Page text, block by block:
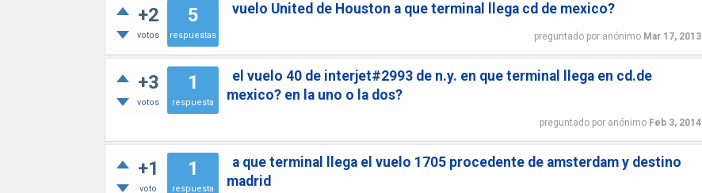
+2
votos
5
respuestas
vuelo United de Houston a que terminal llega cd de mexico?
preguntado por anónimo Mar 17, 2013
+3
votos
1
respuesta
el vuelo 40 de interjet#2993 de n.y. en que terminal llega en cd.de
mexico? en la uno o la dos?
preguntado por anónimo Feb 3, 2014
+1
voto
1
respuesta
a que terminal llega el vuelo 1705 procedente de amsterdam y destino
madrid